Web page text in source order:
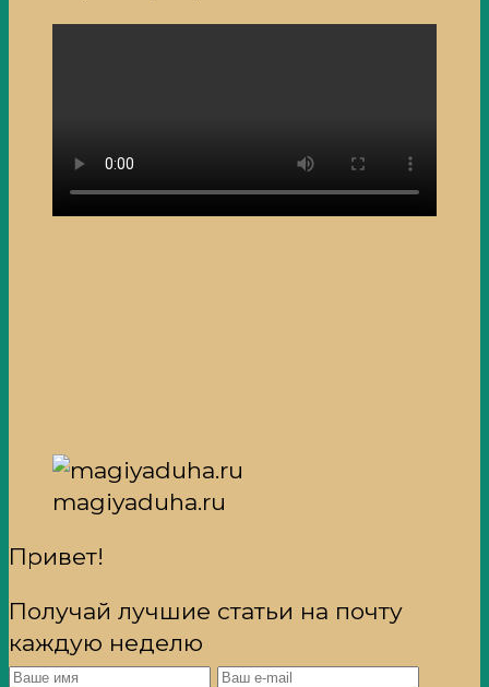
magiyaduha.ru
Привет!
Получай лучшие статьи на почту
каждую неделю